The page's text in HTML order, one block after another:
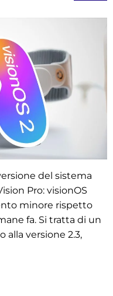
del sistema
Pro: visionOS
minore rispetto
fa. Si tratta di un
versione 2.3,